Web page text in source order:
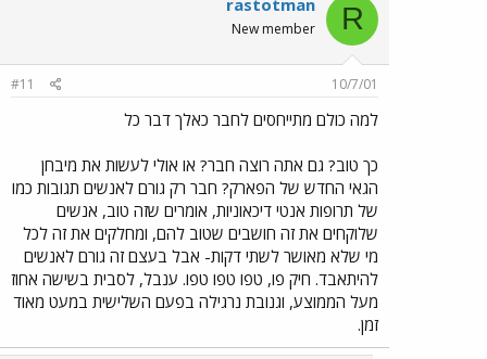
R
New member
10/7/01
#11
למה כולם מתייחסים לחבר כאלך דבר כל
כך טוב? גם אתה רוצה חבר? או אולי לעשות את מיבחן
הגאי החדש של הפארק? חבר רק גורם לאנשים תגובות כמו
של תרופות אנטי דיכאוניות, אומרים שזה טוב, אנשים
שלוקחים את זה חושבים שטוב להם, ומחלקים את זה לכל
מי שלא מאושר לשתי דקות- אבל בעצם זה גורם לאנשים
להיתאבד. חיק פו, טפו טפו טפו. ענבל, לסבית בשישה אחוז
מעל הממוצע, וגנובת נרגילה בפעם השלישית במעט מאוד
זמן.